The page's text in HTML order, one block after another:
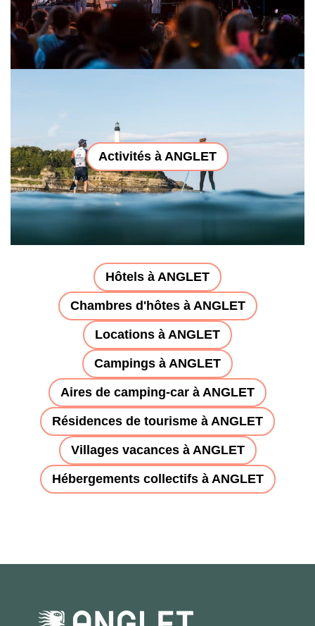
Activités à ANGLET
Hôtels à ANGLET
Chambres d'hôtes à ANGLET
Locations à ANGLET
Campings à ANGLET
Aires de camping-car à ANGLET
Résidences de tourisme à ANGLET
Villages vacances à ANGLET
Hébergements collectifs à ANGLET